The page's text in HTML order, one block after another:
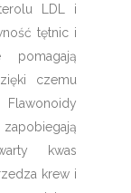
LDL i
tętnic i
pomagają
czemu
Flawonoidy
kwas
krew i